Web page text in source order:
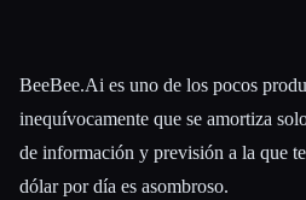
BeeBee.Ai es uno de los pocos
inequívocamente que se amortiza
de información y previsión a la que
dólar por día es asombroso.